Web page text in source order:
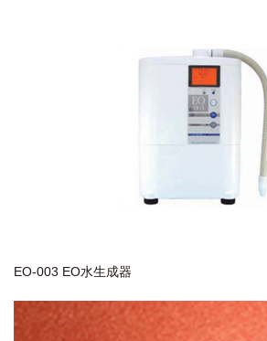
EO-003 EO水生成器